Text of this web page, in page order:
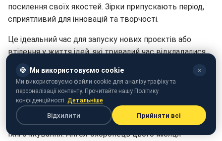
посилення своїх якостей. Зірки припускають період,
сприятливий для інновацій та творчості.
Це ідеальний час для запуску нових проєктів або
втілення у життя ідей, які тривалий час відкладалися.
втілити ці плани у життя. Проте особисті зусилля
залишаються важливим критерієм.
Розвиваючи наполегливість та оригінальність, Водолій
побачить, що їхні зусилля будуть винагороджені понад
їхні очікування. Ангел-охоронець цього місяця
🍪 Ми використовуємо cookie ✕
Ми використовуємо файли cookie для аналізу трафіку та
персоналізації контенту. Прочитайте нашу Політику
конфіденційності. Детальніше
Відхилити Прийняти всі